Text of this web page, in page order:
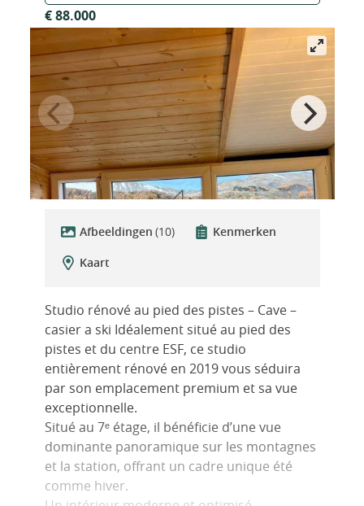
€ 88.000
Afbeeldingen (10)
Kenmerken
Kaart
Studio rénové au pied des pistes – Cave –
casier a ski Idéalement situé au pied des
pistes et du centre ESF, ce studio
entièrement rénové en 2019 vous séduira
par son emplacement premium et sa vue
exceptionnelle.
Situé au 7ᵉ étage, il bénéficie d’une vue
dominante panoramique sur les montagnes
et la station, offrant un cadre unique été
comme hiver.